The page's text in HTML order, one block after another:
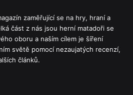
zaměřující se na hry, hraní a
část z nás jsou herní matadoři se
oboru a naším cílem je šíření
světě pomocí nezaujatých recenzí,
článků.